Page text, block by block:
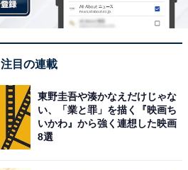
注目の連載
東野圭吾や湊かなえだけじゃな
い、「業と罪」を描く『映画ち
いかわ』から強く連想した映画
8選